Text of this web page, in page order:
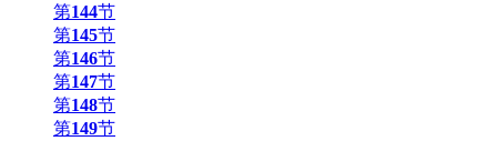
第144节
第145节
第146节
第147节
第148节
第149节